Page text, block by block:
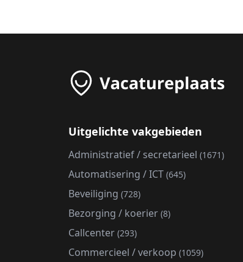
Uitgelichte vakgebieden
Administratief / secretarieel (1671)
Automatisering / ICT (645)
Beveiliging (728)
Bezorging / koerier (8)
Callcenter (293)
Commercieel / verkoop (1059)